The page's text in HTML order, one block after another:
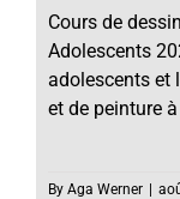
Cours de
Adolescents
adolescents et
et de peinture
By Aga Werner